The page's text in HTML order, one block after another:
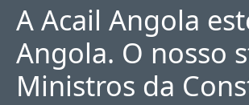
A Acail Angola
Angola. O nosso
Ministros da